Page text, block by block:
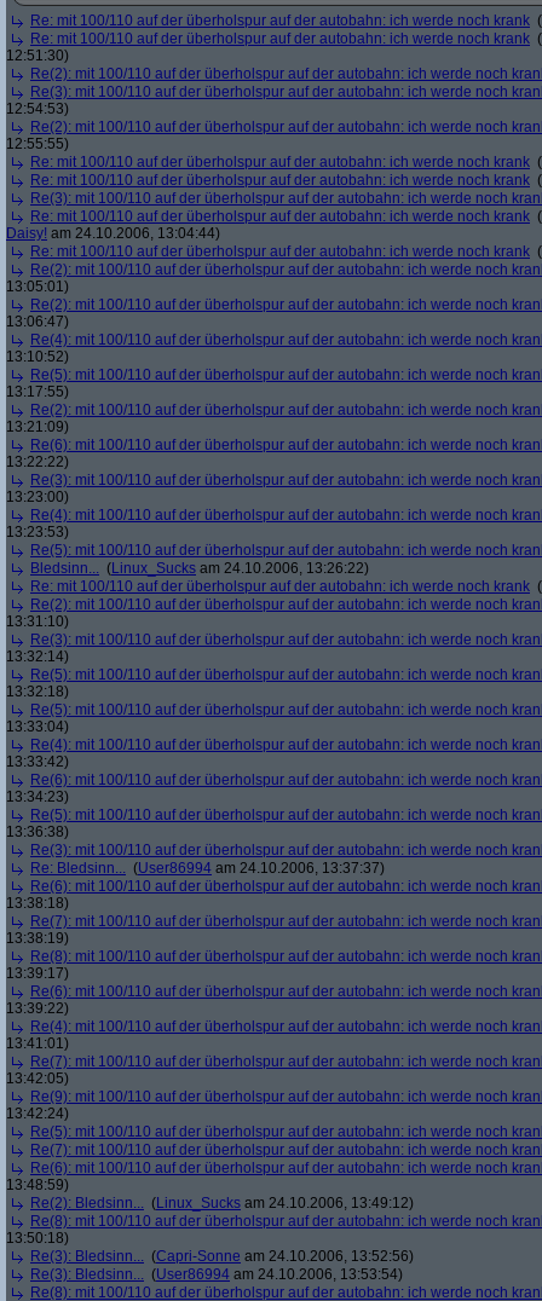
Re: mit 100/110 auf der überholspur auf der autobahn: ich werde noch krank (
Re: mit 100/110 auf der überholspur auf der autobahn: ich werde noch krank (
12:51:30)
Re(2): mit 100/110 auf der überholspur auf der autobahn: ich werde noch
Re(3): mit 100/110 auf der überholspur auf der autobahn: ich werde noch
12:54:53)
Re(2): mit 100/110 auf der überholspur auf der autobahn: ich werde noch
12:55:55)
Re: mit 100/110 auf der überholspur auf der autobahn: ich werde noch krank (
Re: mit 100/110 auf der überholspur auf der autobahn: ich werde noch krank (
Re(3): mit 100/110 auf der überholspur auf der autobahn: ich werde noch
Re: mit 100/110 auf der überholspur auf der autobahn: ich werde noch krank (
Daisy! am 24.10.2006, 13:04:44)
Re: mit 100/110 auf der überholspur auf der autobahn: ich werde noch krank (
Re(2): mit 100/110 auf der überholspur auf der autobahn: ich werde noch
13:05:01)
Re(2): mit 100/110 auf der überholspur auf der autobahn: ich werde noch
13:06:47)
Re(4): mit 100/110 auf der überholspur auf der autobahn: ich werde noch
13:10:52)
Re(5): mit 100/110 auf der überholspur auf der autobahn: ich werde noch
13:17:55)
Re(2): mit 100/110 auf der überholspur auf der autobahn: ich werde noch
13:21:09)
Re(6): mit 100/110 auf der überholspur auf der autobahn: ich werde noch
13:22:22)
Re(3): mit 100/110 auf der überholspur auf der autobahn: ich werde noch
13:23:00)
Re(4): mit 100/110 auf der überholspur auf der autobahn: ich werde noch
13:23:53)
Re(5): mit 100/110 auf der überholspur auf der autobahn: ich werde noch
Bledsinn... (Linux_Sucks am 24.10.2006, 13:26:22)
Re: mit 100/110 auf der überholspur auf der autobahn: ich werde noch krank (
Re(2): mit 100/110 auf der überholspur auf der autobahn: ich werde noch
13:31:10)
Re(3): mit 100/110 auf der überholspur auf der autobahn: ich werde noch
13:32:14)
Re(5): mit 100/110 auf der überholspur auf der autobahn: ich werde noch
13:32:18)
Re(5): mit 100/110 auf der überholspur auf der autobahn: ich werde noch
13:33:04)
Re(4): mit 100/110 auf der überholspur auf der autobahn: ich werde noch
13:33:42)
Re(6): mit 100/110 auf der überholspur auf der autobahn: ich werde noch
13:34:23)
Re(5): mit 100/110 auf der überholspur auf der autobahn: ich werde noch
13:36:38)
Re(3): mit 100/110 auf der überholspur auf der autobahn: ich werde noch
Re: Bledsinn... (User86994 am 24.10.2006, 13:37:37)
Re(6): mit 100/110 auf der überholspur auf der autobahn: ich werde noch
13:38:18)
Re(7): mit 100/110 auf der überholspur auf der autobahn: ich werde noch
13:38:19)
Re(8): mit 100/110 auf der überholspur auf der autobahn: ich werde noch
13:39:17)
Re(6): mit 100/110 auf der überholspur auf der autobahn: ich werde noch
13:39:22)
Re(4): mit 100/110 auf der überholspur auf der autobahn: ich werde noch
13:41:01)
Re(7): mit 100/110 auf der überholspur auf der autobahn: ich werde noch
13:42:05)
Re(9): mit 100/110 auf der überholspur auf der autobahn: ich werde noch
13:42:24)
Re(5): mit 100/110 auf der überholspur auf der autobahn: ich werde noch
Re(7): mit 100/110 auf der überholspur auf der autobahn: ich werde noch
Re(6): mit 100/110 auf der überholspur auf der autobahn: ich werde noch
13:48:59)
Re(2): Bledsinn... (Linux_Sucks am 24.10.2006, 13:49:12)
Re(8): mit 100/110 auf der überholspur auf der autobahn: ich werde noch
13:50:18)
Re(3): Bledsinn... (Capri-Sonne am 24.10.2006, 13:52:56)
Re(3): Bledsinn... (User86994 am 24.10.2006, 13:53:54)
Re(8): mit 100/110 auf der überholspur auf der autobahn: ich werde noch